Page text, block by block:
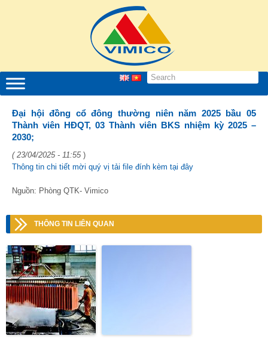
Đại hội đồng cổ đông thường niên năm 2025 bầu 05
Thành viên HĐQT, 03 Thành viên BKS nhiệm kỳ 2025 –
2030;
( 23/04/2025 - 11:55)
Thông tin chi tiết mời quý vị tải file đính kèm tại đây
Nguồn: Phòng QTK- Vimico
THÔNG TIN LIÊN QUAN